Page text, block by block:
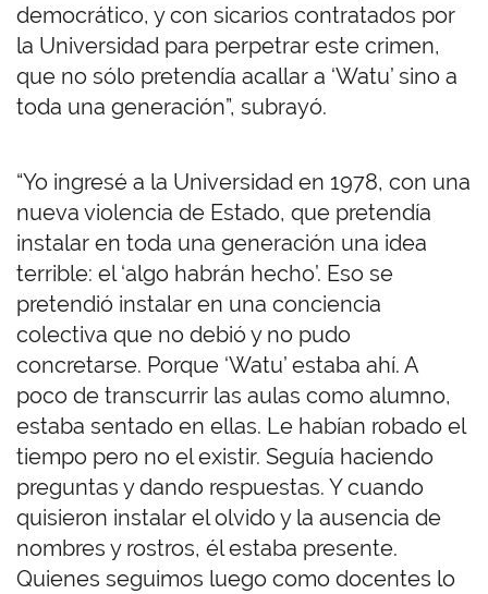
democrático, y con sicarios contratados por
la Universidad para perpetrar este crimen,
que no sólo pretendía acallar a ‘Watu’ sino a
toda una generación”, subrayó.
“Yo ingresé a la Universidad en 1978, con una
nueva violencia de Estado, que pretendía
instalar en toda una generación una idea
terrible: el ‘algo habrán hecho’. Eso se
pretendió instalar en una conciencia
colectiva que no debió y no pudo
concretarse. Porque ‘Watu’ estaba ahí. A
poco de transcurrir las aulas como alumno,
estaba sentado en ellas. Le habían robado el
tiempo pero no el existir. Seguía haciendo
preguntas y dando respuestas. Y cuando
quisieron instalar el olvido y la ausencia de
nombres y rostros, él estaba presente.
Quienes seguimos luego como docentes lo